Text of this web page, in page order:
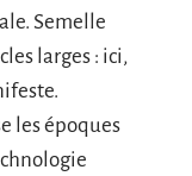
Semelle
larges : ici,
les époques